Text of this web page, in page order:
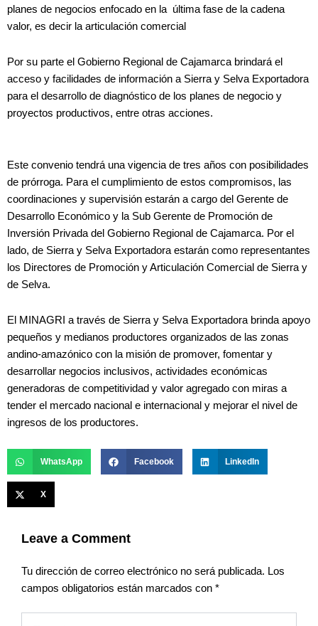
planes de negocios enfocado en la última fase de la cadena
valor, es decir la articulación comercial
Por su parte el Gobierno Regional de Cajamarca brindará el
acceso y facilidades de información a Sierra y Selva Exportadora
para el desarrollo de diagnóstico de los planes de negocio y
proyectos productivos, entre otras acciones.
Este convenio tendrá una vigencia de tres años con posibilidades
de prórroga. Para el cumplimiento de estos compromisos, las
coordinaciones y supervisión estarán a cargo del Gerente de
Desarrollo Económico y la Sub Gerente de Promoción de
Inversión Privada del Gobierno Regional de Cajamarca. Por el
lado, de Sierra y Selva Exportadora estarán como representantes
los Directores de Promoción y Articulación Comercial de Sierra y
de Selva.
El MINAGRI a través de Sierra y Selva Exportadora brinda apoyo
pequeños y medianos productores organizados de las zonas
andino-amazónico con la misión de promover, fomentar y
desarrollar negocios inclusivos, actividades económicas
generadoras de competitividad y valor agregado con miras a
tender el mercado nacional e internacional y mejorar el nivel de
ingresos de los productores.
WhatsApp Facebook LinkedIn
X
Leave a Comment
Tu dirección de correo electrónico no será publicada. Los
campos obligatorios están marcados con *